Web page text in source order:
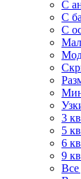
С
С
С
3
5
6
9
Все